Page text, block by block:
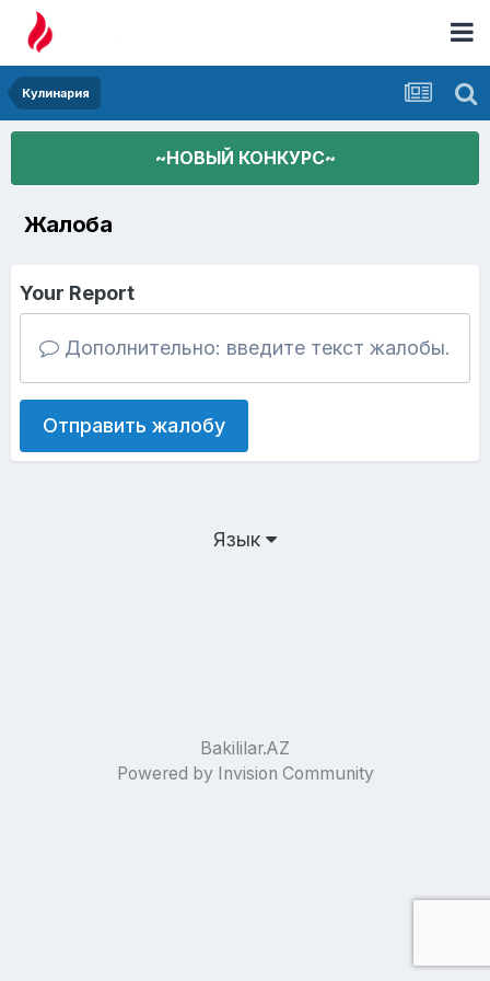
Кулинария
~НОВЫЙ КОНКУРС~
Жалоба
Your Report
Дополнительно: введите текст жалобы.
Отправить жалобу
Язык
Bakililar.AZ
Powered by Invision Community